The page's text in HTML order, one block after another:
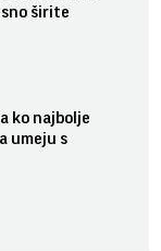
širite
ko najbolje
umeju s